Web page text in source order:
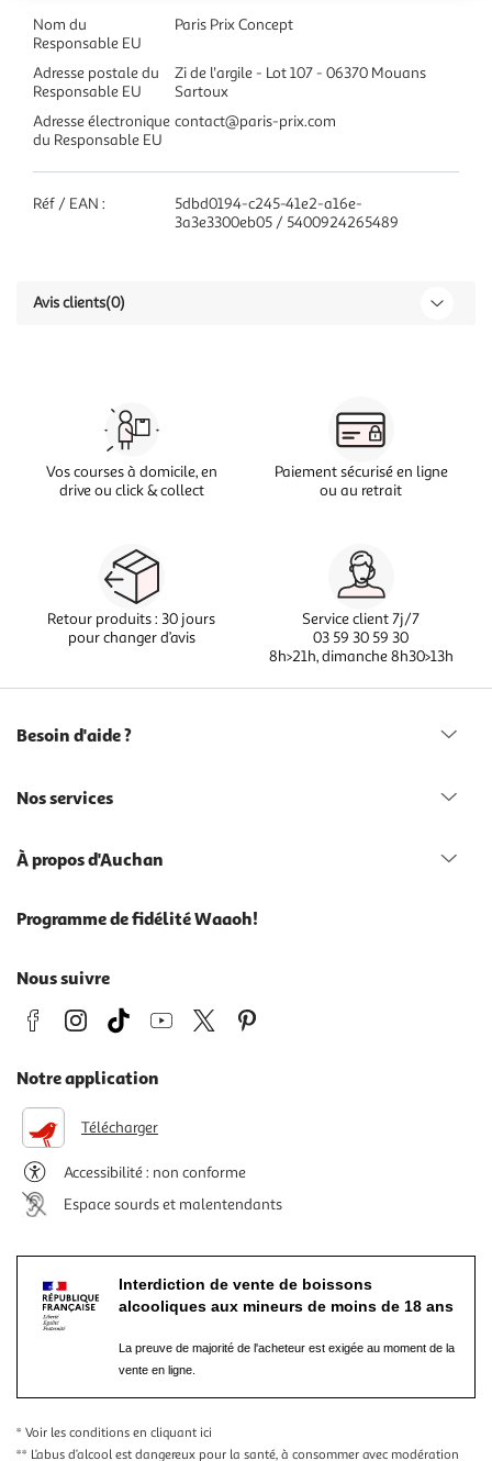
Nom du
Responsable EU
Paris Prix Concept
Adresse postale du
Responsable EU
Zi de l'argile - Lot 107 - 06370 Mouans
Sartoux
Adresse électronique
du Responsable EU
contact@paris-prix.com
Réf / EAN :
5dbd0194-c245-41e2-a16e-
3a3e3300eb05 / 5400924265489
Avis clients(0)
Vos courses à domicile, en
drive ou click & collect
Paiement sécurisé en ligne
ou au retrait
Retour produits : 30 jours
pour changer d’avis
Service client 7j/7
03 59 30 59 30
8h>21h, dimanche 8h30>13h
Besoin d'aide ?
Nos services
À propos d'Auchan
Programme de fidélité Waaoh!
Nous suivre
Notre application
Télécharger
Accessibilité : non conforme
Espace sourds et malentendants
Interdiction de vente de boissons
alcooliques aux mineurs de moins de 18 ans
La preuve de majorité de l'acheteur est exigée au moment de la
vente en ligne.
* Voir les conditions en cliquant ici
** L’abus d’alcool est dangereux pour la santé, à consommer avec modération